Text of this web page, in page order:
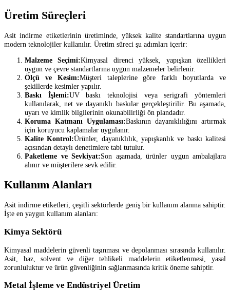
Üretim Süreçleri
Asit indirme etiketlerinin üretiminde, yüksek kalite standartlarına uygun
modern teknolojiler kullanılır. Üretim süreci şu adımları içerir:
Malzeme Seçimi:Kimyasal direnci yüksek, yapışkan özellikleri
uygun ve çevre standartlarına uygun malzemeler belirlenir.
Ölçü ve Kesim:Müşteri taleplerine göre farklı boyutlarda ve
şekillerde kesimler yapılır.
Baskı İşlemi:UV baskı teknolojisi veya serigrafi yöntemleri
kullanılarak, net ve dayanıklı baskılar gerçekleştirilir. Bu aşamada,
uyarı ve kimlik bilgilerinin okunabilirliği ön plandadır.
Koruma Katmanı Uygulaması:Baskının dayanıklılığını artırmak
için koruyucu kaplamalar uygulanır.
Kalite Kontrol:Ürünler, dayanıklılık, yapışkanlık ve baskı kalitesi
açısından detaylı denetimlere tabi tutulur.
Paketleme ve Sevkiyat:Son aşamada, ürünler uygun ambalajlara
alınır ve müşterilere sevk edilir.
Kullanım Alanları
Asit indirme etiketleri, çeşitli sektörlerde geniş bir kullanım alanına sahiptir.
İşte en yaygın kullanım alanları:
Kimya Sektörü
Kimyasal maddelerin güvenli taşınması ve depolanması sırasında kullanılır.
Asit, baz, solvent ve diğer tehlikeli maddelerin etiketlenmesi, yasal
zorunluluktur ve ürün güvenliğinin sağlanmasında kritik öneme sahiptir.
Metal İşleme ve Endüstriyel Üretim